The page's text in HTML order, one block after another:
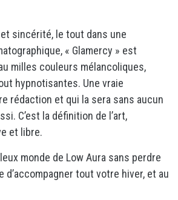
sincérité, le tout dans une
« Glamercy » est
milles couleurs mélancoliques,
hypnotisantes. Une vraie
rédaction et qui la sera sans aucun
C’est la définition de l’art,
et libre.
monde de Low Aura sans perdre
d’accompagner tout votre hiver, et au